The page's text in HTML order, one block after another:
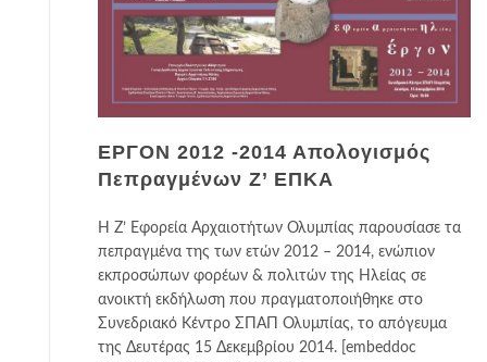
ΕΡΓΟΝ 2012 -2014 Απολογισμός
Πεπραγμένων Ζ’ ΕΠΚΑ
Η Ζ’ Εφορεία Αρχαιοτήτων Ολυμπίας παρουσίασε τα
πεπραγμένα της των ετών 2012 – 2014, ενώπιον
εκπροσώπων φορέων & πολιτών της Ηλείας σε
ανοικτή εκδήλωση που πραγματοποιήθηκε στο
Συνεδριακό Κέντρο ΣΠΑΠ Ολυμπίας, το απόγευμα
της Δευτέρας 15 Δεκεμβρίου 2014. [embeddoc